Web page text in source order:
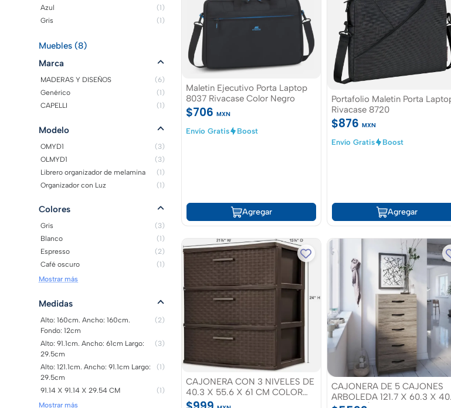
Azul
(1)
Gris
(1)
Muebles (8)
Marca
MADERAS Y DISEÑOS
(6)
Genérico
(1)
CAPELLI
(1)
Modelo
OMYD1
(3)
OLMYD1
(3)
Librero organizador de melamina
(1)
Organizador con Luz
(1)
Colores
Gris
(3)
Blanco
(1)
Espresso
(2)
Café oscuro
(1)
Mostrar más
Medidas
Alto: 160cm. Ancho: 160cm.
Fondo: 12cm
(2)
Alto: 91.1cm. Ancho: 61cm Largo:
29.5cm
(3)
Alto: 121.1cm. Ancho: 91.1cm Largo:
29.5cm
(1)
91.14 X 91.14 X 29.54 CM
(1)
Mostrar más
Maletin Ejecutivo Porta Laptop
8037 Rivacase Color Negro
$706MXN
Envío Gratis
Boost
Agregar
Portafolio Maletin Porta
Rivacase 8720
$876 MXN
Envío Gratis
Boost
Agregar
CAJONERA CON 3 NIVELES DE
40.3 X 55.6 X 61 CM COLOR
CAFE
CAJONERA DE 5 CAJONES
ARBOLEDA 121.7 X 60.3 X